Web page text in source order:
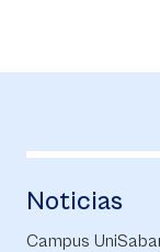
Noticias
Campus